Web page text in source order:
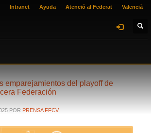
Intranet Ayuda Atenció al Federat Valencià
emparejamientos del playoff de
Federación
POR PRENSA FFCV